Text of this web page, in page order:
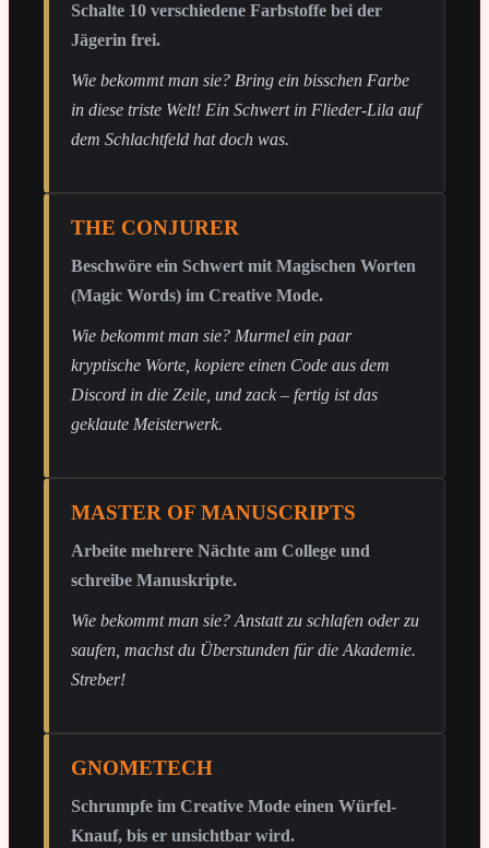
Schalte 10 verschiedene Farbstoffe bei der
Jägerin frei.
Wie bekommt man sie? Bring ein bisschen Farbe
in diese triste Welt! Ein Schwert in Flieder-Lila auf
dem Schlachtfeld hat doch was.
THE CONJURER
Beschwöre ein Schwert mit Magischen Worten
(Magic Words) im Creative Mode.
Wie bekommt man sie? Murmel ein paar
kryptische Worte, kopiere einen Code aus dem
Discord in die Zeile, und zack – fertig ist das
geklaute Meisterwerk.
MASTER OF MANUSCRIPTS
Arbeite mehrere Nächte am College und
schreibe Manuskripte.
Wie bekommt man sie? Anstatt zu schlafen oder zu
saufen, machst du Überstunden für die Akademie.
Streber!
GNOMETECH
Schrumpfe im Creative Mode einen Würfel-
Knauf, bis er unsichtbar wird.